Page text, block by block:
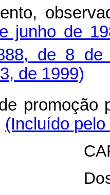
junho de
de 8 de
de 1999)
promoção
(Incluído